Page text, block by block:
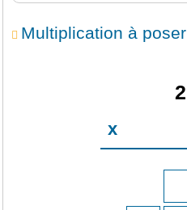
Multiplication à poser
2
x